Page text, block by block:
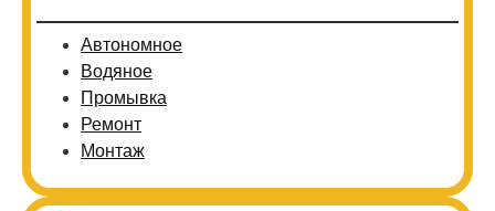
Автономное
Водяное
Промывка
Ремонт
Монтаж